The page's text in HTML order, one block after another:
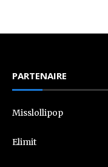
PARTENAIRE
Misslollipop
Elimit